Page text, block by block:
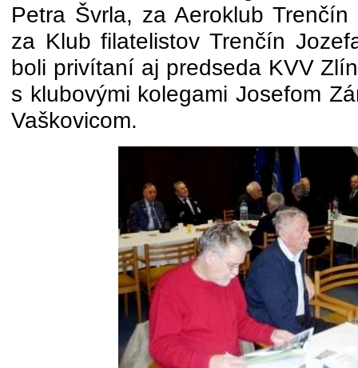
Petra Švrla, za Aeroklub
za Klub filatelistov Trenčín
boli privítaní aj predseda KVV
s klubovými kolegami Josefom
Vaškovicom.